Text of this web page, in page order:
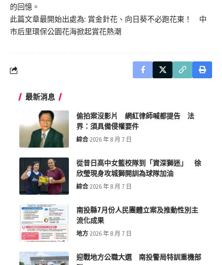
的回憶。
此篇文章最開始出處為: 賞金針花、向日葵不必跑花東！ 中
市后里環保公園花海掀起賞花熱潮
最新消息
偷拍案沒影片 網紅律師喊都提告 法
界：須具備侵權要件
綜合 2026 年 8 月 7 日
從昔日高中女籃校隊到「資深獅迷」 徐
欣瑩現身攻城獅開訓為球隊加油
綜合 2026 年 8 月 7 日
南投縣7月份人民團體立案及推動性別主
流化成果
地方 2026 年 8 月 7 日
迎戰地方公職大選 南投警局特訓重機部